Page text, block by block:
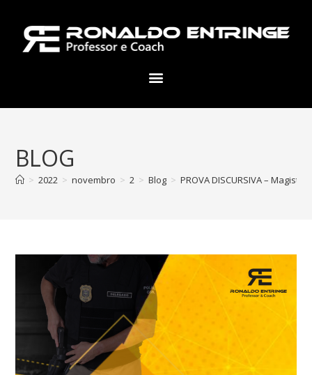
BLOG
> 2022 > novembro > 2 > Blog > PROVA DISCURSIVA –